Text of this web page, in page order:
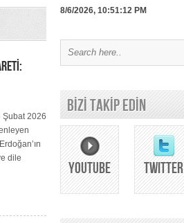
Şubat 2026
dile
8/6/2026, 10:51:12 PM
BİZİ TAKİP EDİN
YOUTUBE TWITTER